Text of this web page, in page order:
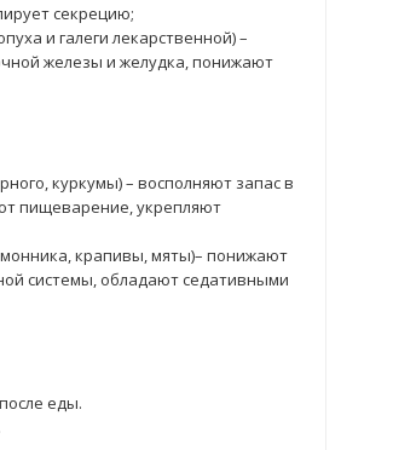
секрецию;
и галеги лекарственной) –
железы и желудка, понижают
куркумы) – восполняют запас в
пищеварение, укрепляют
крапивы, мяты)– понижают
системы, обладают седативными
еды.